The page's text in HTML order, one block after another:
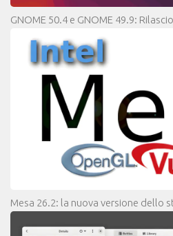
GNOME 50.4 e GNOME 49.9:
Mesa 26.2: la nuova versione dello